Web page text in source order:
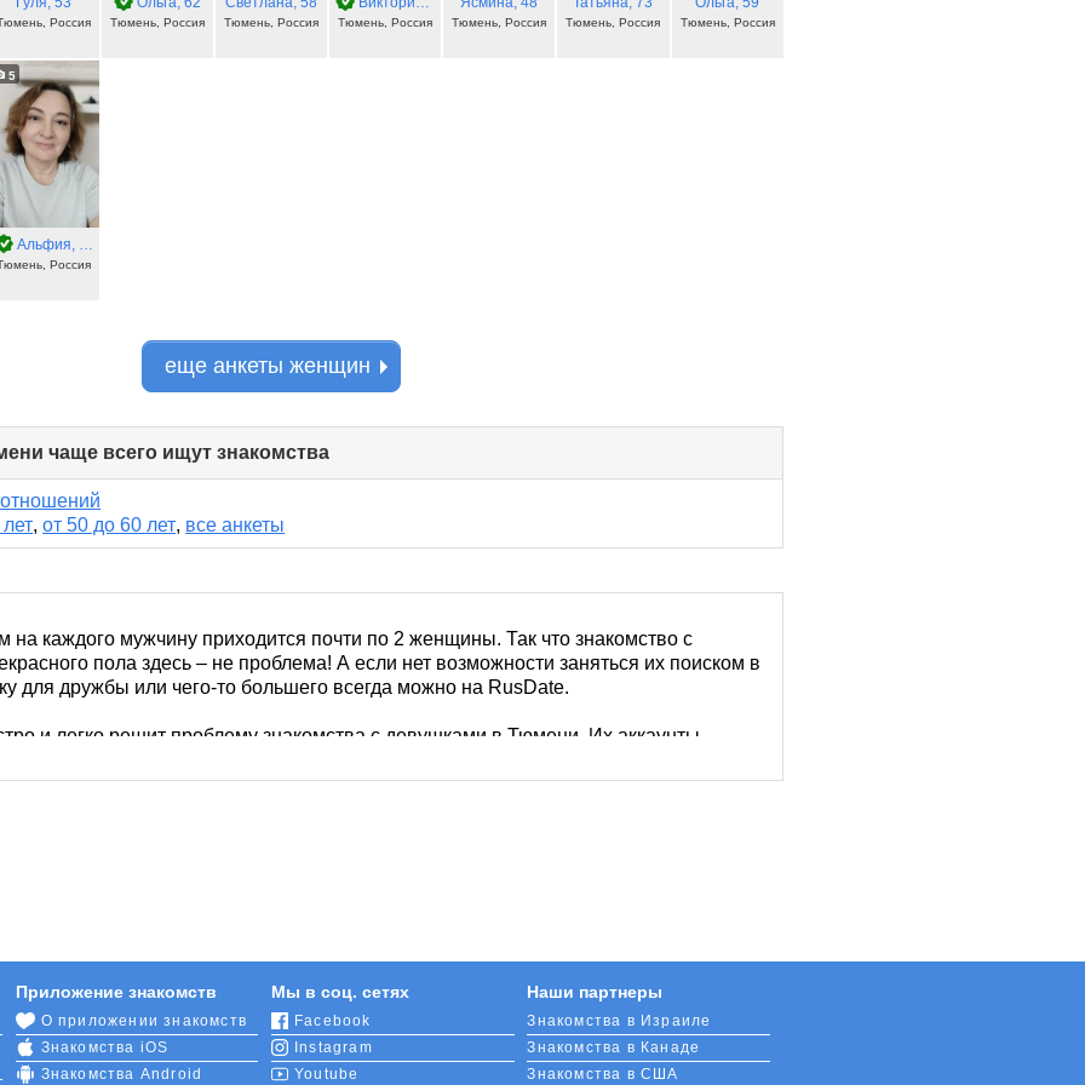
Россия Тюмень, Россия Тюмень, Россия Тюмень, Россия Тюмень, Россия Тюмень, Россия Тюмень, Россия
5
Альфия, 53
Россия
еще анкеты женщин
чаще всего ищут знакомства
to
,от 50 до 60 лет, все анкеты
на каждого мужчину приходится почти по 2 женщины. Так что знакомство с
пола здесь – не проблема! А если нет возможности заняться их поиском в
для дружбы или чего-то большего всегда можно на RusDate.
и легко решит проблему знакомства с девушками в Тюмени. Их аккаунты
так что в любое время можно присмотреться к красоткам. Если кто-то запал в
собственный профиль и смело начинайте онлайн общение!
Приложение знакомств
О приложении знакомств
Знакомства iOS
Знакомства Android
Мы в соц. сетях
Facebook
Instagram
Youtube
Наши партнеры
Знакомства в Израиле
Знакомства в Канаде
Знакомства в США